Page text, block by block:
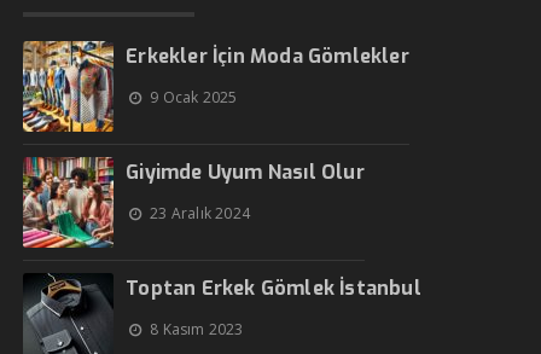
Erkekler İçin Moda Gömlekler
9 Ocak 2025
Giyimde Uyum Nasıl Olur
23 Aralık 2024
Toptan Erkek Gömlek İstanbul
8 Kasım 2023